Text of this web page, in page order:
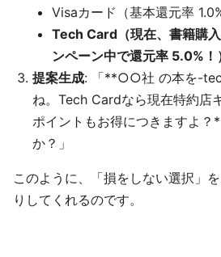
Visaカード（基本還元率 1.0%
Tech Card（現在、書籍購
ンペーン中で還元率 5.0%！
提案生成: 「**○○社 の本を-
ね。Tech Cardなら現在特約店
ポイントもお得につきますよ？
か？」
このように、「損をしない選択」
りしてくれるのです。